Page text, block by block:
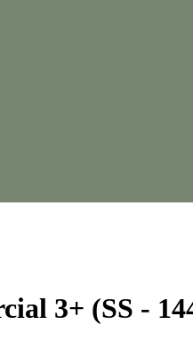
3+ (SS -